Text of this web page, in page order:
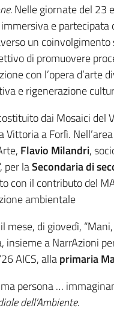
Nelle giornate del 23
e
un
di promuovere
con l’opera d’arte
e rigenerazione
dai Mosaici del
Vittoria a Forlì.
Flavio Milandri,
per laSecondaria di
con il contributo del
ambientale
mese, di giovedì,
a NarrAzioni
AICS, allaprimaria
persona …
dell’Ambiente.